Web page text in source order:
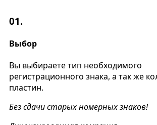
01.
Выбор
Вы выбираете тип необходимого
регистрационного знака, а так же
пластин.
Без сдачи старых номерных знаков!